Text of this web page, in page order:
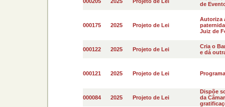
de
000175 2025 Projeto de Lei
Autoriza
Juiz de
000122 2025 Projeto de Lei
Cria o
e dá
000121 2025 Projeto de Lei
000084 2025 Projeto de Lei
Dispõe
da